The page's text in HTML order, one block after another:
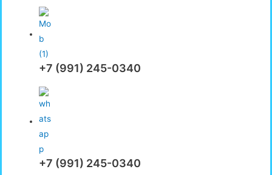
+7 (991) 245-0340
+7 (991) 245-0340